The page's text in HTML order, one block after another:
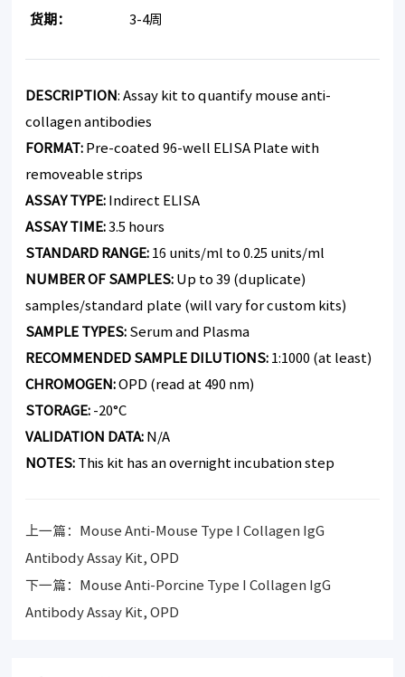
货期： 3-4周
DESCRIPTION: Assay kit to quantify mouse anti-
collagen antibodies
FORMAT: Pre-coated 96-well ELISA Plate with
removeable strips
ASSAY TYPE: Indirect ELISA
ASSAY TIME:3.5 hours
STANDARD RANGE: 16 units/ml to 0.25 units/ml
NUMBER OF SAMPLES: Up to 39 (duplicate)
samples/standard plate (will vary for custom kits)
SAMPLE TYPES: Serum and Plasma
RECOMMENDED SAMPLE DILUTIONS: 1:1000 (at least)
CHROMOGEN:OPD (read at 490 nm)
STORAGE: -20°C
VALIDATION DATA: N/A
NOTES: This kit has an overnight incubation step
上一篇：
Mouse Anti-Mouse Type I Collagen IgG
Antibody Assay Kit, OPD
下一篇：
Mouse Anti-Porcine Type I Collagen IgG
Antibody Assay Kit, OPD